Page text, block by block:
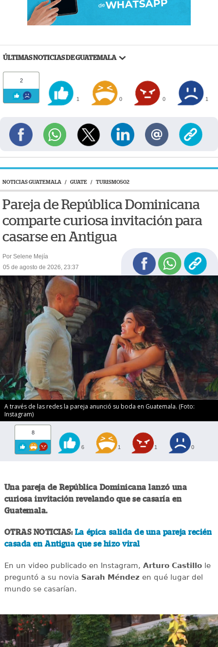
ÚLTIMAS NOTICIAS DE GUATEMALA
2
1 0 0 1
NOTICIAS GUATEMALA / GUATE / TURISMO502
Pareja de República Dominicana
comparte curiosa invitación para
casarse en Antigua
Por Selene Mejía
05 de agosto de 2026, 23:37
A través de las redes la pareja anunció su boda en Guatemala. (Foto:
Instagram)
8
6 1 1 0
Una pareja de República Dominicana lanzó una
curiosa invitación revelando que se casaría en
Guatemala.
OTRAS NOTICIAS: La épica salida de una pareja recién
casada en Antigua que se hizo viral
En un video publicado en Instagram, Arturo Castillole
preguntó a su novia Sarah Méndez en qué lugar del
mundo se casarían.